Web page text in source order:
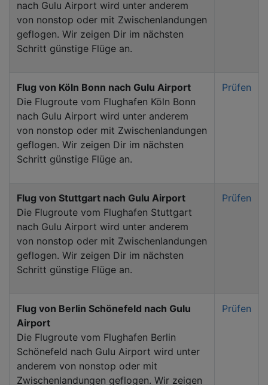
nach Gulu Airport wird unter anderem
von nonstop oder mit Zwischenlandungen
geflogen. Wir zeigen Dir im nächsten
Schritt günstige Flüge an.
Flug von Köln Bonn nach Gulu Airport
Die Flugroute vom Flughafen Köln Bonn
nach Gulu Airport wird unter anderem
von nonstop oder mit Zwischenlandungen
geflogen. Wir zeigen Dir im nächsten
Schritt günstige Flüge an.
Prüfen
Flug von Stuttgart nach Gulu Airport
Die Flugroute vom Flughafen Stuttgart
nach Gulu Airport wird unter anderem
von nonstop oder mit Zwischenlandungen
geflogen. Wir zeigen Dir im nächsten
Schritt günstige Flüge an.
Prüfen
Flug von Berlin Schönefeld nach Gulu
Airport
Die Flugroute vom Flughafen Berlin
Schönefeld nach Gulu Airport wird unter
anderem von nonstop oder mit
Zwischenlandungen geflogen. Wir zeigen
Prüfen